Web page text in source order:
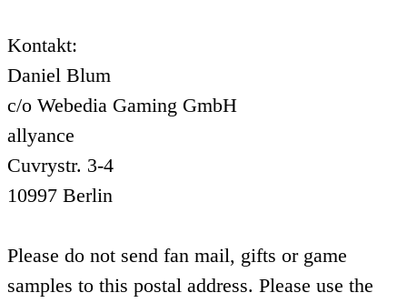
Kontakt:
Daniel Blum
c/o Webedia Gaming GmbH
allyance
Cuvrystr. 3-4
10997 Berlin
Please do not send fan mail, gifts or game
samples to this postal address. Please use the